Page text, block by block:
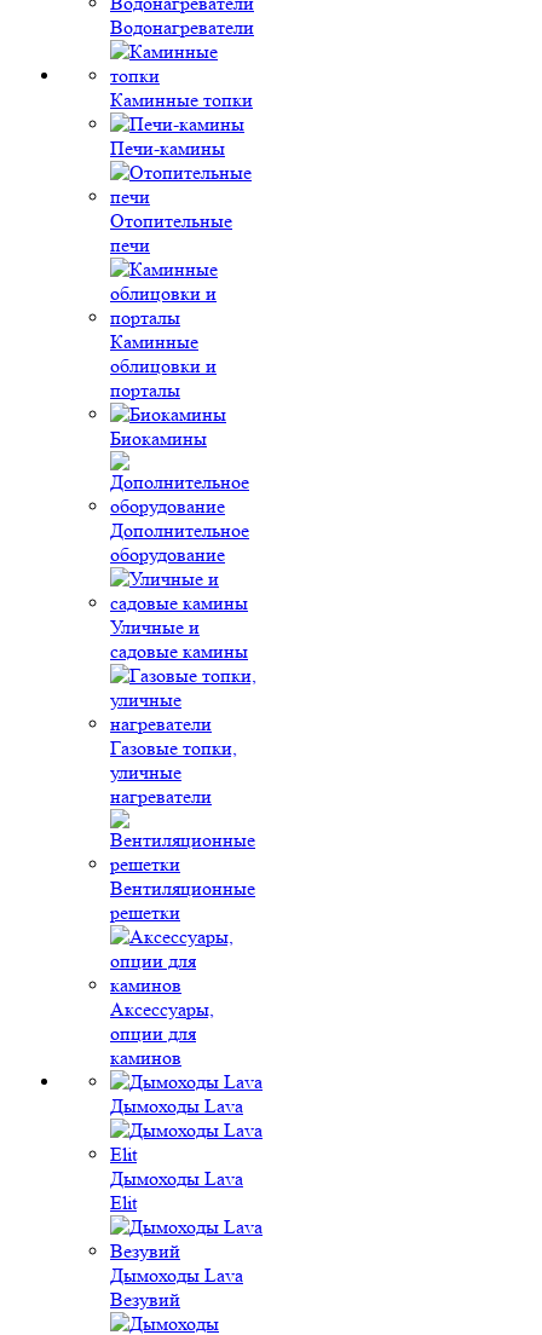
Водонагреватели
Каминные топки
Печи-камины
Отопительные
печи
Каминные
облицовки и
порталы
Биокамины
Дополнительное
оборудование
Уличные и
садовые камины
Газовые топки,
уличные
нагреватели
Вентиляционные
решетки
Аксессуары,
опции для
каминов
Дымоходы Lava
Дымоходы Lava
Elit
Дымоходы Lava
Везувий